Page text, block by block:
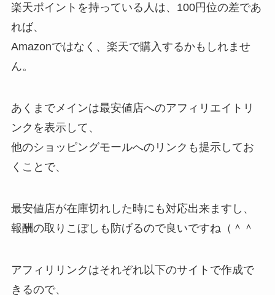
楽天ポイントを持っている人は、100円位の差であ
れば、
Amazonではなく、楽天で購入するかもしれませ
ん。
あくまでメインは最安値店へのアフィリエイトリ
ンクを表示して、
他のショッピングモールへのリンクも提示してお
くことで、
最安値店が在庫切れした時にも対応出来ますし、
報酬の取りこぼしも防げるので良いですね（＾＾
アフィリリンクはそれぞれ以下のサイトで作成で
きるので、